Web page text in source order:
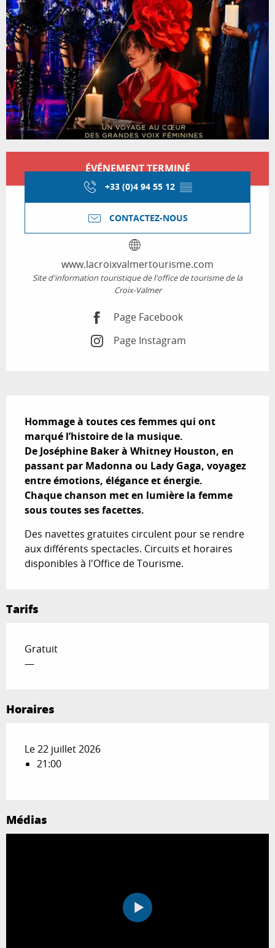
Ouverture et coordonnées
ÉVÉNEMENT TERMINÉ
+33 (0)4 94 55 12 ▒▒
CONTACTEZ-NOUS
www.lacroixvalmertourisme.com
Site d'information touristique de l'office de tourisme de la
Croix-Valmer
Page Facebook
Page Instagram
Hommage à toutes ces femmes qui ont
marqué l’histoire de la musique.
De Joséphine Baker à Whitney Houston, en
passant par Madonna ou Lady Gaga, voyagez
entre émotions, élégance et énergie.
Chaque chanson met en lumière la femme
sous toutes ses facettes.
Des navettes gratuites circulent pour se rendre
aux différents spectacles. Circuits et horaires
disponibles à l'Office de Tourisme.
Tarifs
Gratuit
—
Horaires
Le 22 juillet 2026
21:00
Médias